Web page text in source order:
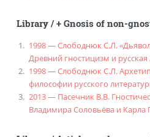
Library/+ Gnosis of non-
1998 — Слободнюк С.Л.
Древний гностицизм и русская
1998 — Слободнюк С.Л.
философии русского
2013 — Пасечник В.В.
Владимира Соловьёва и Карла